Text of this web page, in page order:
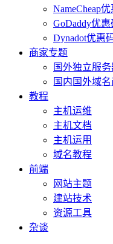
NameCheap优
GoDaddy优惠
Dynadot优惠
商家专题
国外独立服
国内国外域名
教程
主机运维
主机文档
主机运用
域名教程
前端
网站主题
建站技术
资源工具
杂谈